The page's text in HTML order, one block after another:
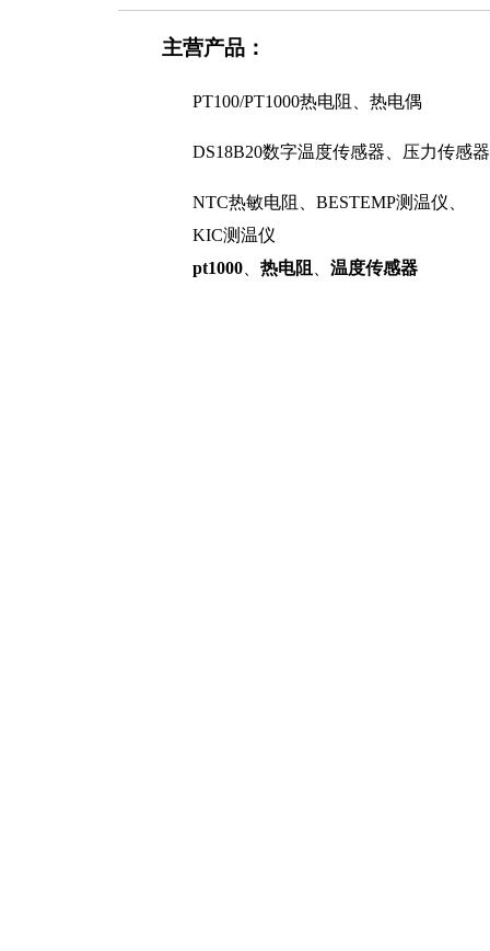
主营产品：
PT100/PT1000热电阻、热电偶
DS18B20数字温度传感器、压力传感器
NTC热敏电阻、BESTEMP测温仪、
KIC测温仪
pt1000
热电阻 温度传感器